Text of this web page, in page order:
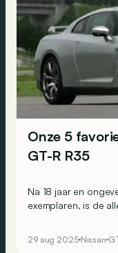
Onze 5
GT-R R35
Na 18 jaar en
exemplaren, is de
van de 21e-eeuwse
29 aug 2025 Nissan